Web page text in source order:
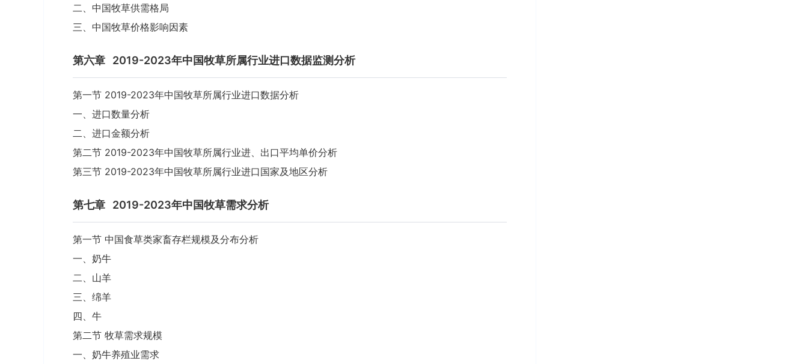
二、中国牧草供需格局
三、中国牧草价格影响因素
第六章 2019-2023年中国牧草所属行业进口数据监测分析
第一节 2019-2023年中国牧草所属行业进口数据分析
一、进口数量分析
二、进口金额分析
第二节 2019-2023年中国牧草所属行业进、出口平均单价分析
第三节 2019-2023年中国牧草所属行业进口国家及地区分析
第七章 2019-2023年中国牧草需求分析
第一节 中国食草类家畜存栏规模及分布分析
一、奶牛
二、山羊
三、绵羊
四、牛
第二节 牧草需求规模
一、奶牛养殖业需求